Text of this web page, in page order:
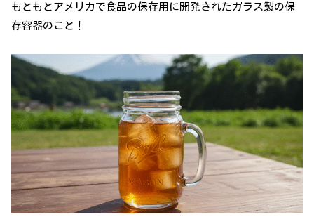
もともとアメリカで食品の保存用に開発されたガラス製の保
存容器のこと！